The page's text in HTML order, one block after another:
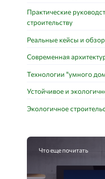
Практические
строительству
Реальные кейсы и
Современная
Технологии "умного
Устойчивое и
Экологичное
Что еще почитать